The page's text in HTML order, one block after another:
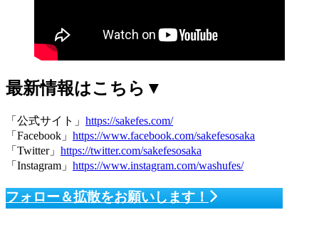
最新情報はこちら▼
「公式サイト」 https://sakefes.com/
「Facebook」 https://www.facebook.com/sakefesosaka
「Twitter」 https://twitter.com/sakefesosaka
「Instagram」 https://www.instagram.com/washufes/
フォロー＆拡散をお願いします！